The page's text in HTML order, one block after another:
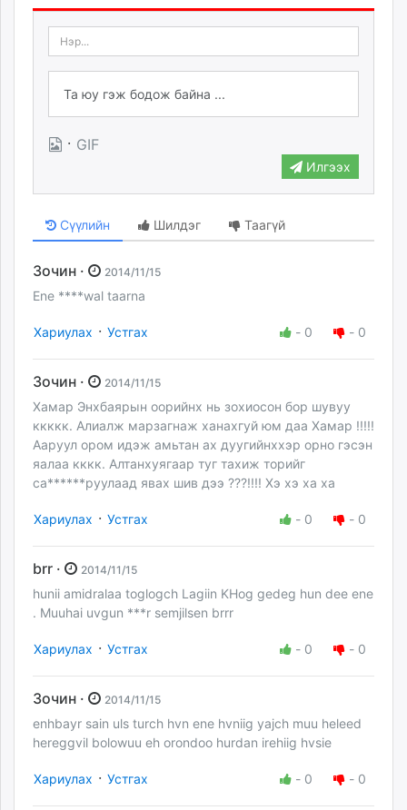
· GIF
Илгээх
Сүүлийн Шилдэг Таагүй
Зочин · 2014/11/15
Ene ****wal taarna
Хариулах · Устгах - 0 - 0
Зочин · 2014/11/15
Хамар Энхбаярын оорийнх нь зохиосон бор шувуу
ккккк. Алиалж марзагнаж ханахгуй юм даа Хамар !!!!!
Ааруул ором идэж амьтан ах дуугийнххэр орно гэсэн
яалаа кккк. Алтанхуягаар туг тахиж торийг
са******руулаад явах шив дээ ???!!!! Хэ хэ ха ха
Хариулах · Устгах - 0 - 0
brr · 2014/11/15
hunii amidralaa toglogch Lagiin KHog gedeg hun dee ene
. Muuhai uvgun ***r semjilsen brrr
Хариулах · Устгах - 0 - 0
Зочин · 2014/11/15
enhbayr sain uls turch hvn ene hvniig yajch muu heleed
hereggvil bolowuu eh orondoo hurdan irehiig hvsie
Хариулах · Устгах - 0 - 0